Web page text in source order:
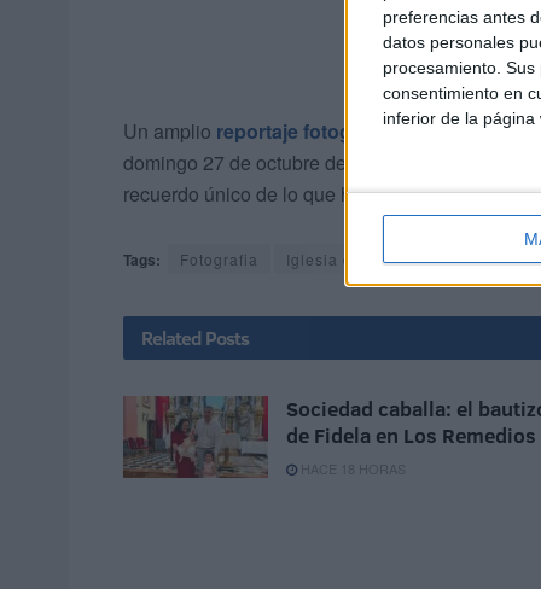
preferencias antes
datos personales
procesamiento.
consentimiento en
inferior de la página
Un amplio reportaje fotográficoque estará
domingo 27 de octubre de 2024 en donde
recuerdo único de lo que ha sido esta jornada.
Tags: Fotografia Iglesia de África Virgen de
Related Posts
Sociedad caballa: el
de Fidela en Los Remedios
HACE 18 HORAS